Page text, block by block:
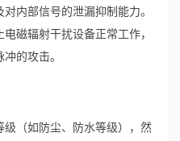
内部信号的泄漏抑制能力。
磁辐射干扰设备正常工作，
的攻击。
（如防尘、防水等级），然